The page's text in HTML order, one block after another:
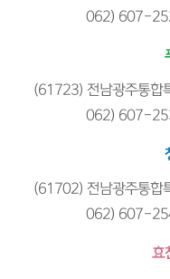
062) 607-
(61723) 전남광주통합
062) 607-
(61702) 전남광주통합
062) 607-
효